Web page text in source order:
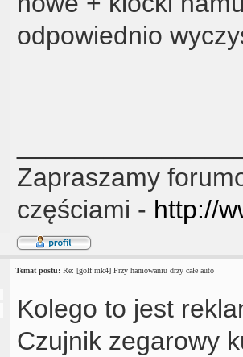
odpowiednio
Zapraszamy
częściami - http://
Temat postu: Re: [golf mk4] Przy hamowaniu drży całe auto
Kolego to jest
Czujnik zegarowy